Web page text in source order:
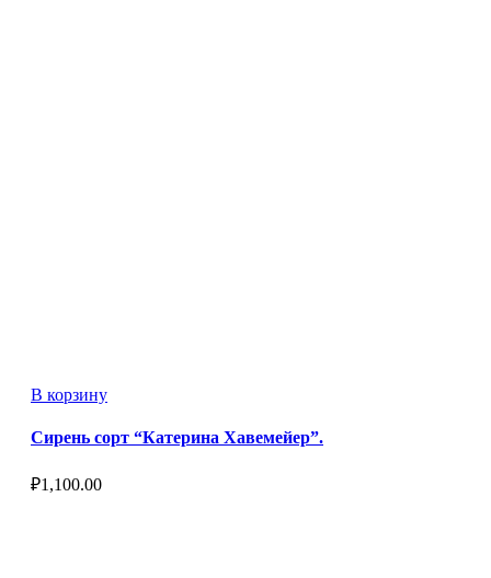
В корзину
Сирень сорт “Катерина Хавемейер”.
₽1,100.00